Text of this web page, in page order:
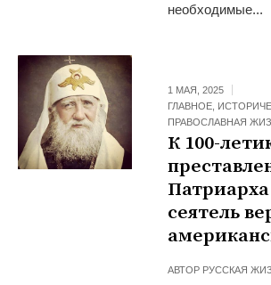
необходимые...
1 МАЯ, 2025
ГЛАВНОЕ
ПРАВОСЛАВНАЯ
К 100-
сеятель
АВТОР РУССКАЯ